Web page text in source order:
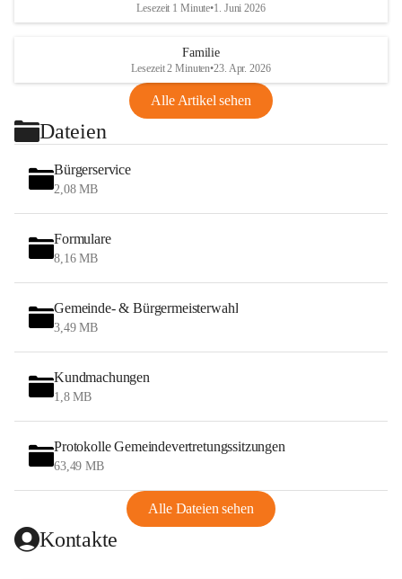
Lesezeit 1 Minute•1. Juni 2026
Familie
Lesezeit 2 Minuten•23. Apr. 2026
Alle Artikel sehen
Dateien
Bürgerservice
2,08 MB
Formulare
8,16 MB
Gemeinde- & Bürgermeisterwahl
3,49 MB
Kundmachungen
1,8 MB
Protokolle Gemeindevertretungssitzungen
63,49 MB
Alle Dateien sehen
Kontakte